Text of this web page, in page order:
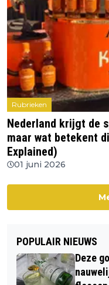
Rubrieken
Nederland krijgt de
maar wat betekent
Explained)
01 juni 2026
POPULAIR NIEUWS
Deze